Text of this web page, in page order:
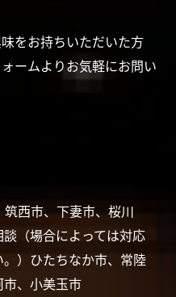
をお持ちいただいた方
ームよりお気軽にお問い
西市、下妻市、桜川
（場合によっては対応
）ひたちなか市、常陸
、小美玉市